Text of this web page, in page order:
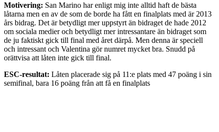
Motivering: San Marino har enligt mig inte alltid haft de bästa
låtarna men en av de som de borde ha fått en finalplats med är 2013
års bidrag. Det är betydligt mer uppstyrt än bidraget de hade 2012
om sociala medier och betydligt mer intressantare än bidraget som
de ju faktiskt gick till final med året därpå. Men denna är speciell
och intressant och Valentina gör numret mycket bra. Snudd på
orättvisa att låten inte gick till final.
ESC-resultat: Låten placerade sig på 11:e plats med 47 poäng i sin
semifinal, bara 16 poäng från att få en finalplats